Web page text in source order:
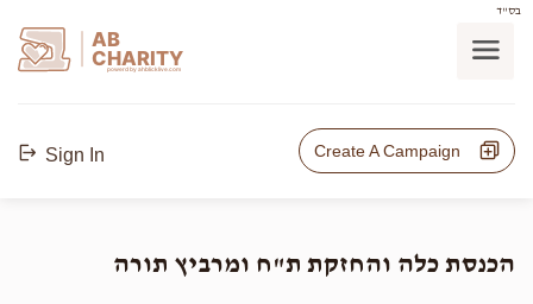
בס"ד
AB
CHARITY
powerd by ahblicklive.com
Sign In Create A Campaign
הכנסת כלה והחזקת ת"ח ומרביץ תורה